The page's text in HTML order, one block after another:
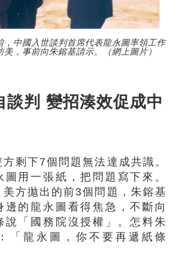
，中國入世談判首席代表龍永圖率領工作
美，事前向朱鎔基請示。（網上圖片）
談判 變招湊效促成中
下7個問題無法達成共識。
用一張紙，把問題寫下來。
方拋出的前3個問題，朱鎔基
邊的龍永圖看得焦急，不斷向
說「國務院沒授權」。怎料朱
「龍永圖，你不要再遞紙條